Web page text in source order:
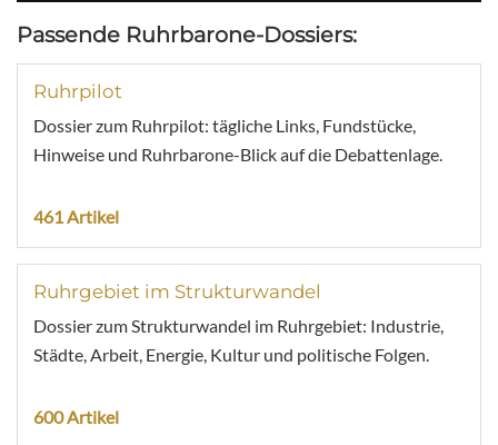
Passende Ruhrbarone-Dossiers:
Ruhrpilot
Dossier zum Ruhrpilot: tägliche Links, Fundstücke,
Hinweise und Ruhrbarone-Blick auf die Debattenlage.
461 Artikel
Ruhrgebiet im Strukturwandel
Dossier zum Strukturwandel im Ruhrgebiet: Industrie,
Städte, Arbeit, Energie, Kultur und politische Folgen.
600 Artikel